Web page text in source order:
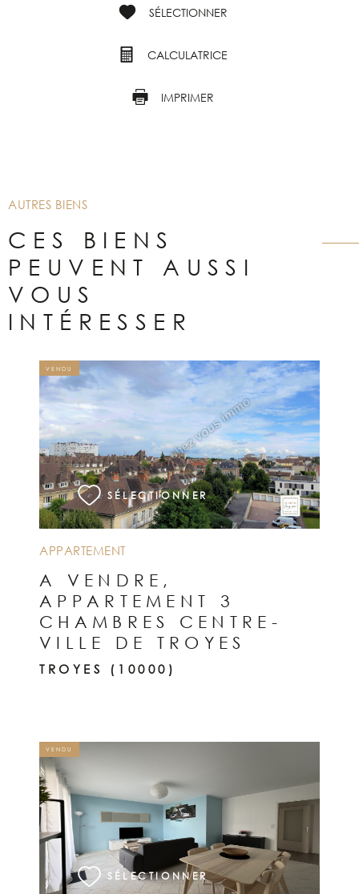
SÉLECTIONNER
CALCULATRICE
IMPRIMER
AUTRES BIENS
CES BIENS
PEUVENT AUSSI
VOUS
INTÉRESSER
APPARTEMENT
A VENDRE,
APPARTEMENT 3
CHAMBRES CENTRE-
VILLE DE TROYES
TROYES (10000)
VENDU
SÉLECTIONNER
VOIR LE BIEN
VENDU
SÉLECTIONNER
VOIR LE BIEN